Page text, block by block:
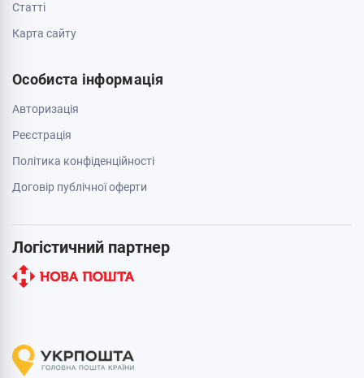
Cтатті
Карта сайту
Особиста інформація
Авторизація
Реєстрація
Політика конфіденційності
Договір публічної оферти
Логістичний партнер